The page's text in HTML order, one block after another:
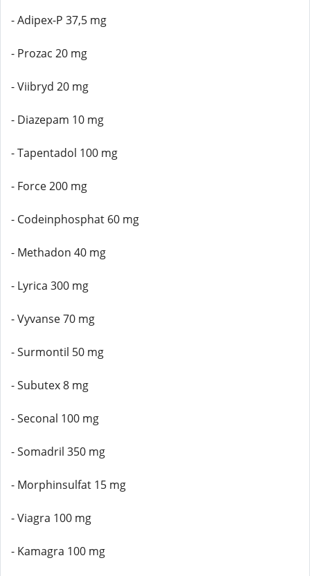
- Adipex-P 37,5 mg
- Prozac 20 mg
- Viibryd 20 mg
- Diazepam 10 mg
- Tapentadol 100 mg
- Force 200 mg
- Codeinphosphat 60 mg
- Methadon 40 mg
- Lyrica 300 mg
- Vyvanse 70 mg
- Surmontil 50 mg
- Subutex 8 mg
- Seconal 100 mg
- Somadril 350 mg
- Morphinsulfat 15 mg
- Viagra 100 mg
- Kamagra 100 mg